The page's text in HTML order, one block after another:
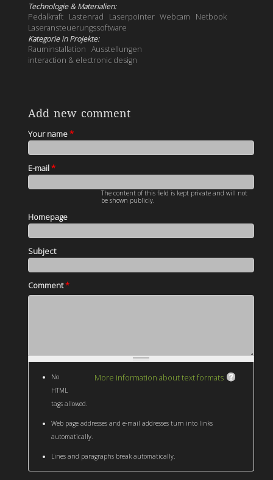
Technologie & Materialien:
Pedalkraft Lastenrad Laserpointer Webcam
Netbook
Laseransteuerungssoftware
Kategorie in Projekte:
Rauminstallation Ausstellungen
interaction & electronic design
Add new comment
Your name*
E-mail*
The content of this field is kept private and will not
be shown publicly.
Homepage
Subject
Comment*
More information about text formats
No
HTML
tags allowed.
Web page addresses and e-mail addresses turn into links
automatically.
Lines and paragraphs break automatically.